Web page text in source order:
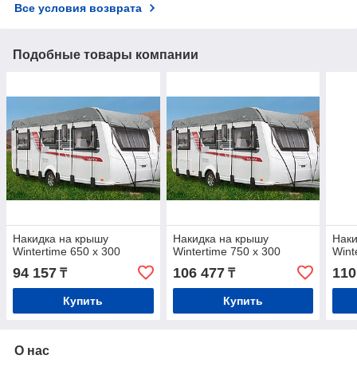
Все условия возврата
Подобные товары компании
Накидка на крышу
Wintertime 650 x 300
94 157 ₸
Купить
Накидка на крышу
Wintertime 750 x 300
106 477₸
Купить
О нас